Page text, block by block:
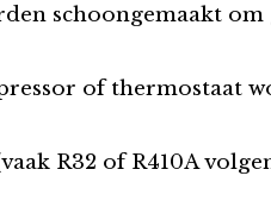
schoongemaakt
of thermostaat
R32 of R410A